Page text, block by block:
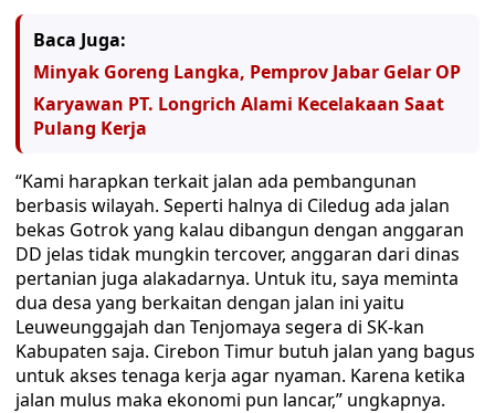
Baca Juga:
Minyak Goreng Langka, Pemprov Jabar Gelar OP
Karyawan PT. Longrich Alami Kecelakaan Saat
Pulang Kerja
“Kami harapkan terkait jalan ada pembangunan
berbasis wilayah. Seperti halnya di Ciledug ada jalan
bekas Gotrok yang kalau dibangun dengan anggaran
DD jelas tidak mungkin tercover, anggaran dari dinas
pertanian juga alakadarnya. Untuk itu, saya meminta
dua desa yang berkaitan dengan jalan ini yaitu
Leuweunggajah dan Tenjomaya segera di SK-kan
Kabupaten saja. Cirebon Timur butuh jalan yang bagus
untuk akses tenaga kerja agar nyaman. Karena ketika
jalan mulus maka ekonomi pun lancar,” ungkapnya.